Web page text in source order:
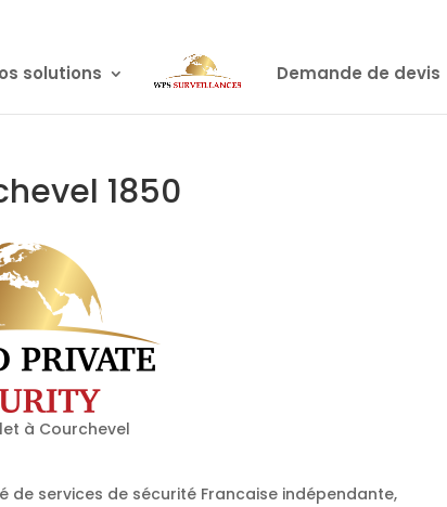
solutions Demande de devis
1850
à Courchevel
de services de sécurité Francaise indépendante,